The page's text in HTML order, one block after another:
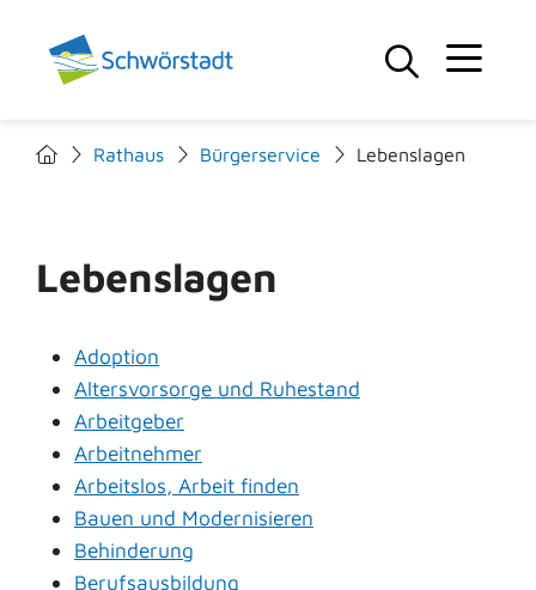
Rathaus Bürgerservice Lebenslagen
Lebenslagen
Adoption
Altersvorsorge und Ruhestand
Arbeitgeber
Arbeitnehmer
Arbeitslos, Arbeit finden
Bauen und Modernisieren
Behinderung
Berufsausbildung